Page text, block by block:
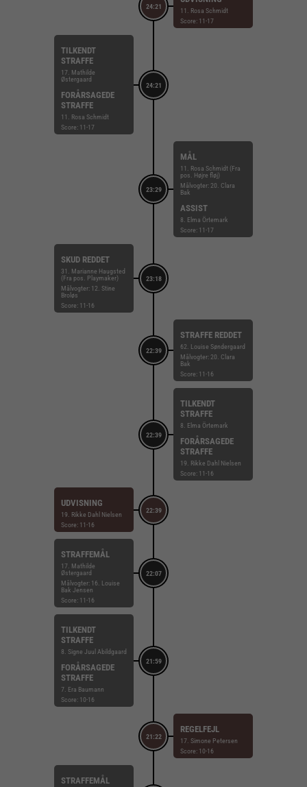
24:21
11. Rosa Schmidt
Score: 11-17
24:21
TILKENDT
STRAFFE
17. Mathilde
Østergaard
FORÅRSAGEDE
STRAFFE
11. Rosa Schmidt
Score: 11-17
23:29
MÅL
11. Rosa Schmidt (Fra
pos. Højre fløj)
Målvogter: 20. Clara
Bak
ASSIST
8. Elma Örtemark
Score: 11-17
23:18
SKUD REDDET
31. Marianne Haugsted
(Fra pos. Playmaker)
Målvogter: 12. Stine
Broløs
Score: 11-16
22:39
STRAFFE REDDET
62. Louise Søndergaard
Målvogter: 20. Clara
Bak
Score: 11-16
22:39
TILKENDT
STRAFFE
8. Elma Örtemark
FORÅRSAGEDE
STRAFFE
19. Rikke Dahl Nielsen
Score: 11-16
22:39
UDVISNING
19. Rikke Dahl Nielsen
Score: 11-16
22:07
STRAFFEMÅL
17. Mathilde
Østergaard
Målvogter: 16. Louise
Bak Jensen
Score: 11-16
21:59
TILKENDT
STRAFFE
8. Signe Juul Abildgaard
FORÅRSAGEDE
STRAFFE
7. Era Baumann
Score: 10-16
21:22
REGELFEJL
17. Simone Petersen
Score: 10-16
STRAFFEMÅL